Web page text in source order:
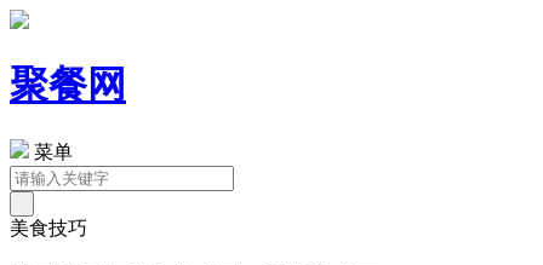
聚餐网
菜单
美食技巧